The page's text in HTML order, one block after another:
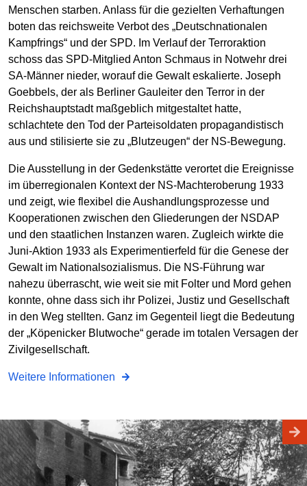
Menschen starben. Anlass für die gezielten Verhaftungen
boten das reichsweite Verbot des „Deutschnationalen
Kampfrings“ und der SPD. Im Verlauf der Terroraktion
schoss das SPD-Mitglied Anton Schmaus in Notwehr drei
SA-Männer nieder, worauf die Gewalt eskalierte. Joseph
Goebbels, der als Berliner Gauleiter den Terror in der
Reichshauptstadt maßgeblich mitgestaltet hatte,
schlachtete den Tod der Parteisoldaten propagandistisch
aus und stilisierte sie zu „Blutzeugen“ der NS-Bewegung.
Die Ausstellung in der Gedenkstätte verortet die Ereignisse
im überregionalen Kontext der NS-Machteroberung 1933
und zeigt, wie flexibel die Aushandlungsprozesse und
Kooperationen zwischen den Gliederungen der NSDAP
und den staatlichen Instanzen waren. Zugleich wirkte die
Juni-Aktion 1933 als Experimentierfeld für die Genese der
Gewalt im Nationalsozialismus. Die NS-Führung war
nahezu überrascht, wie weit sie mit Folter und Mord gehen
konnte, ohne dass sich ihr Polizei, Justiz und Gesellschaft
in den Weg stellten. Ganz im Gegenteil liegt die Bedeutung
der „Köpenicker Blutwoche“ gerade im totalen Versagen der
Zivilgesellschaft.
Weitere Informationen